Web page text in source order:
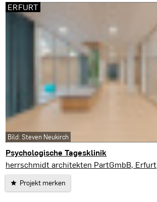
Psychologische Tagesklinik
Erfurt
herrschmidt architekten PartGmbB, Erfurt
Projekt merken
ERFURT
Bild: Steven Neukirch